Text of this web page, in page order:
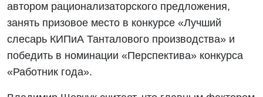
автором рационализаторского предложения,
занять призовое место в конкурсе «Лучший
слесарь КИПиА Танталового производства» и
победить в номинации «Перспектива» конкурса
«Работник года».